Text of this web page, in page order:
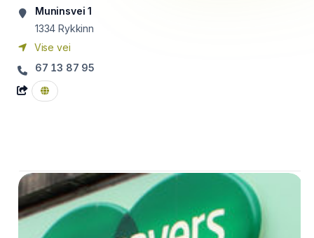
Muninsvei 1
1334 Rykkinn
Vise vei
67 13 87 95